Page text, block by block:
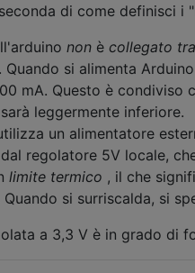
di come definisci i
non è collegato
Quando si alimenta
mA. Questo è condiviso
leggermente inferiore.
un alimentatore
regolatore 5V locale,
limite termico , il che
Quando si surriscalda, si
a 3,3 V è in grado di